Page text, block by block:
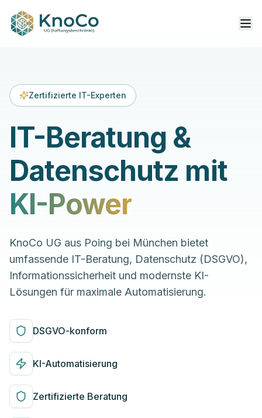
Zertifizierte IT-Experten
IT-Beratung &
Datenschutz mit
KI-Power
KnoCo UG aus Poing bei München bietet
umfassende IT-Beratung, Datenschutz (DSGVO),
Informationssicherheit und modernste KI-
Lösungen für maximale Automatisierung.
DSGVO-konform
KI-Automatisierung
Zertifizierte Beratung